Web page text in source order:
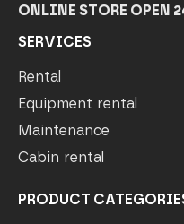
ONLINE STORE OPEN
SERVICES
Rental
Equipment rental
Maintenance
Cabin rental
PRODUCT